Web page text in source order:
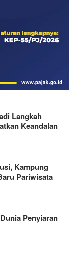
Langkah
Keandalan
Kampung
Pariwisata
Penyiaran